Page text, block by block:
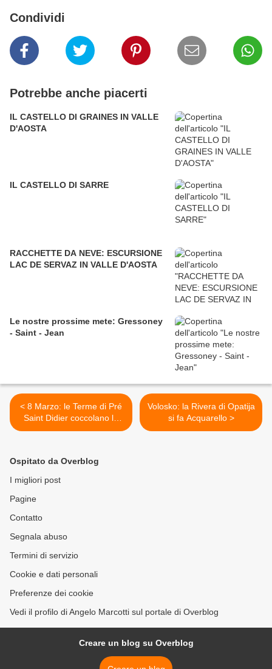
Condividi
Potrebbe anche piacerti
IL CASTELLO DI GRAINES IN VALLE
D'AOSTA
IL CASTELLO DI SARRE
RACCHETTE DA NEVE: ESCURSIONE
LAC DE SERVAZ IN VALLE D'AOSTA
Le nostre prossime mete: Gressoney
- Saint - Jean
< 8 Marzo: le Terme di Pré
Saint Didier coccolano le
donne
Volosko: la Rivera di Opatija
si fa Acquarello >
Ospitato da Overblog
I migliori post
Pagine
Contatto
Segnala abuso
Termini di servizio
Cookie e dati personali
Preferenze dei cookie
Vedi il profilo di Angelo Marcotti sul portale di Overblog
Creare un blog su Overblog